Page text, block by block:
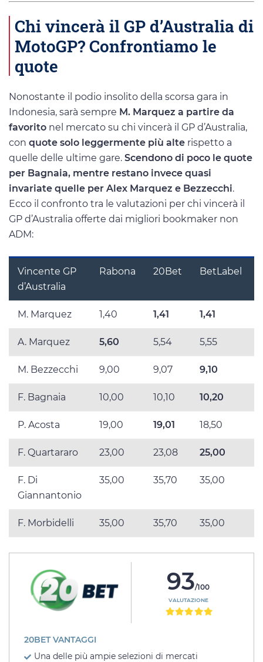
Chi vincerà il GP d’Australia di
MotoGP? Confrontiamo le
quote
Nonostante il podio insolito della scorsa gara in
Indonesia, sarà sempre M. Marquez a partire da
favorito nel mercato su chi vincerà il GP d’Australia,
con quote solo leggermente più alte rispetto a
quelle delle ultime gare. Scendono di poco le quote
per Bagnaia, mentre restano invece quasi
invariate quelle per Alex Marquez e Bezzecchi.
Ecco il confronto tra le valutazioni per chi vincerà il
GP d’Australia offerte dai migliori bookmaker non
ADM:
Vincente GP
d’Australia
Rabona 20Bet BetLabel
M. Marquez 1,40 1,41 1,41
A. Marquez 5,60 5,54 5,55
M. Bezzecchi 9,00 9,07 9,10
F. Bagnaia 10,00 10,10 10,20
P. Acosta 19,00 19,01 18,50
F. Quartararo 23,00 23,08 25,00
F. Di
Giannantonio
35,00 35,70 35,00
F. Morbidelli 35,00 35,70 35,00
93/100
VALUTAZIONE
20BET VANTAGGI
Una delle più ampie selezioni di mercati